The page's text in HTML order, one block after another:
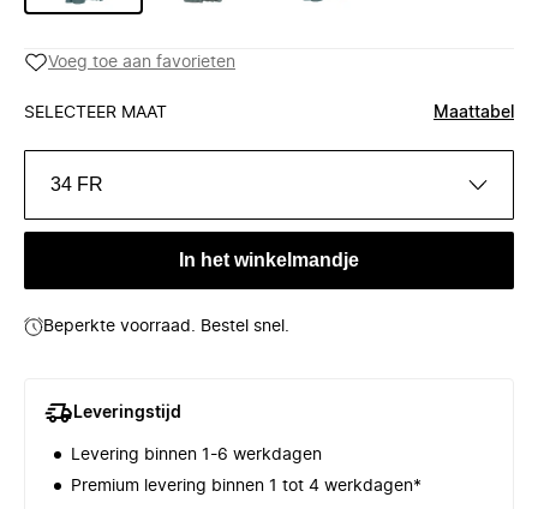
Voeg toe aan favorieten
SELECTEER MAAT Maattabel
34 FR
In het winkelmandje
Beperkte voorraad. Bestel snel.
Leveringstijd
Levering binnen 1-6 werkdagen
Premium levering binnen 1 tot 4 werkdagen*